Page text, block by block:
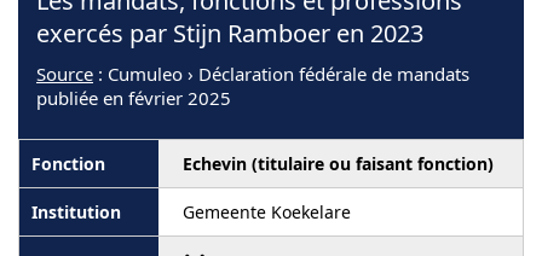
exercés par Stijn Ramboer en 2023
Source : Cumuleo › Déclaration fédérale de mandats
publiée en février 2025
Echevin (titulaire ou faisant fonction)
Gemeente Koekelare